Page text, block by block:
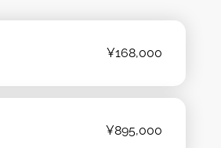
¥168,000
¥895,000